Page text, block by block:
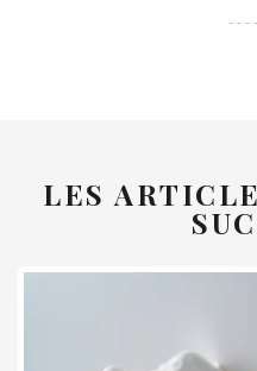
LES